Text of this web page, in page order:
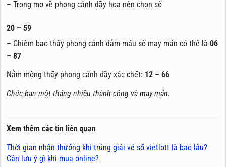
– Trong mơ về phong cảnh đầy hoa nên chọn số
20 – 59
– Chiêm bao thấy phong cảnh đẫm máu số may mắn có thể là 06
– 87
Nằm mộng thấy phong cảnh đầy xác chết: 12 – 66
Chúc bạn một tháng nhiều thành công và may mắn.
Xem thêm các tin liên quan
Thời gian nhận thưởng khi trúng giải vé số vietlott là bao lâu?
Cần lưu ý gì khi mua online?